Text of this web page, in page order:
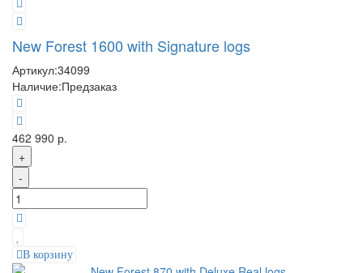
New Forest 1600 with Signature logs
Артикул:34099
Наличие:Предзаказ
462 990 р.
+
-
В корзину